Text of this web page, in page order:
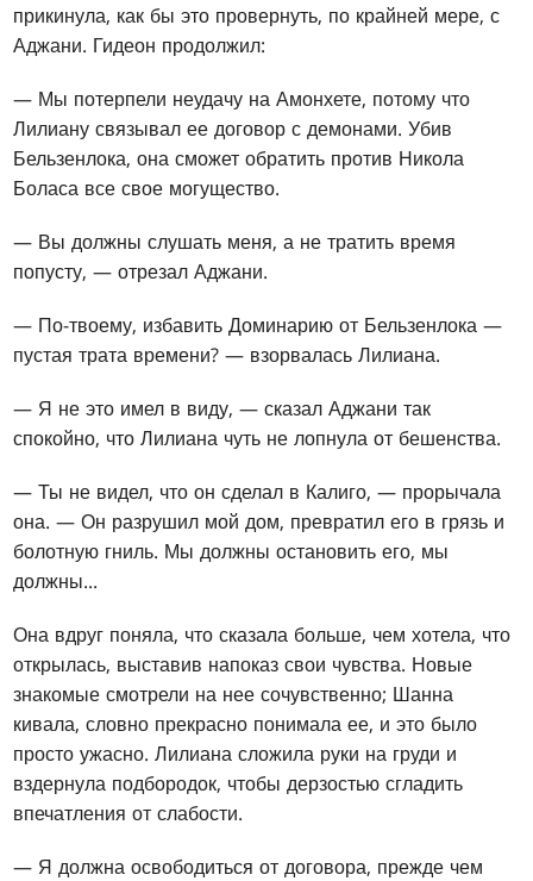
прикинула, как бы это провернуть, по крайней мере, с
Аджани. Гидеон продолжил:
— Мы потерпели неудачу на Амонхете, потому что
Лилиану связывал ее договор с демонами. Убив
Бельзенлока, она сможет обратить против Никола
Боласа все свое могущество.
— Вы должны слушать меня, а не тратить время
попусту, — отрезал Аджани.
— По-твоему, избавить Доминарию от Бельзенлока —
пустая трата времени? — взорвалась Лилиана.
— Я не это имел в виду, — сказал Аджани так
спокойно, что Лилиана чуть не лопнула от бешенства.
— Ты не видел, что он сделал в Калиго, — прорычала
она. — Он разрушил мой дом, превратил его в грязь и
болотную гниль. Мы должны остановить его, мы
должны...
Она вдруг поняла, что сказала больше, чем хотела, что
открылась, выставив напоказ свои чувства. Новые
знакомые смотрели на нее сочувственно; Шанна
кивала, словно прекрасно понимала ее, и это было
просто ужасно. Лилиана сложила руки на груди и
вздернула подбородок, чтобы дерзостью сгладить
впечатления от слабости.
— Я должна освободиться от договора, прежде чем